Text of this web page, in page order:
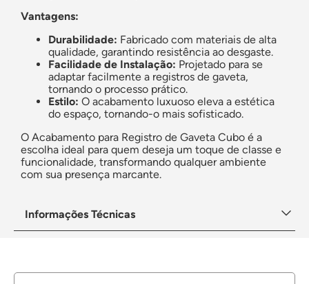
Vantagens:
Durabilidade: Fabricado com materiais de alta
qualidade, garantindo resistência ao desgaste.
Facilidade de Instalação: Projetado para se
adaptar facilmente a registros de gaveta,
tornando o processo prático.
Estilo: O acabamento luxuoso eleva a estética
do espaço, tornando-o mais sofisticado.
O Acabamento para Registro de Gaveta Cubo é a
escolha ideal para quem deseja um toque de classe e
funcionalidade, transformando qualquer ambiente
com sua presença marcante.
Informações Técnicas